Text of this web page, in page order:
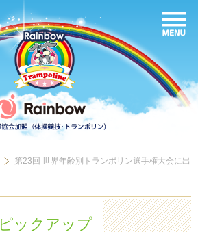
第23回 世界年齢別トランポリン選手権大会に出
ピックアップ